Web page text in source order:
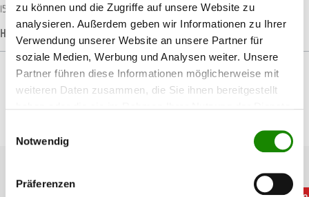
zu können und die Zugriffe auf unsere Website zu
analysieren. Außerdem geben wir Informationen zu Ihrer
Verwendung unserer Website an unsere Partner für
soziale Medien, Werbung und Analysen weiter. Unsere
Partner führen diese Informationen möglicherweise mit
weiteren Daten zusammen, die Sie ihnen bereitgestellt
Notwendig
Präferenzen
15-fachHaftung: Klett Aufnahme: M8 &amp; 5/16" Gew…Mehr
Hersteller-Informationen